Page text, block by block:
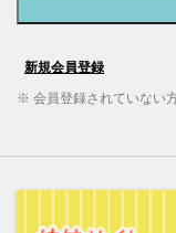
※ 会員登録されていない